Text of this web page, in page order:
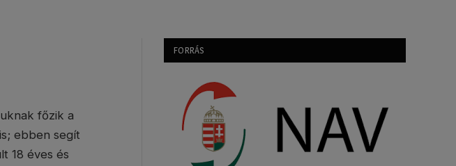
főzik a
ebben segít
18 éves és
FORRÁS